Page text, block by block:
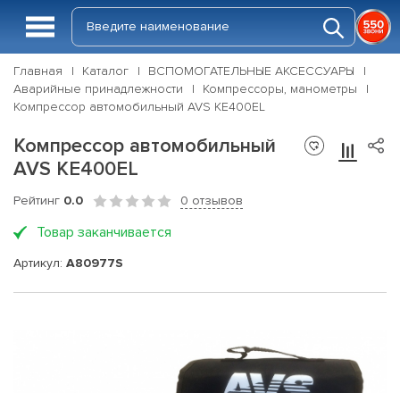
Главная Каталог
ВСПОМОГАТЕЛЬНЫЕ АКСЕССУАРЫ
Аварийные принадлежности
Компрессоры, манометры
Компрессор автомобильный AVS KE400EL
Компрессор автомобильный
AVS KE400EL
Рейтинг 0.0 0 отзывов
Товар заканчивается
Артикул: A80977S